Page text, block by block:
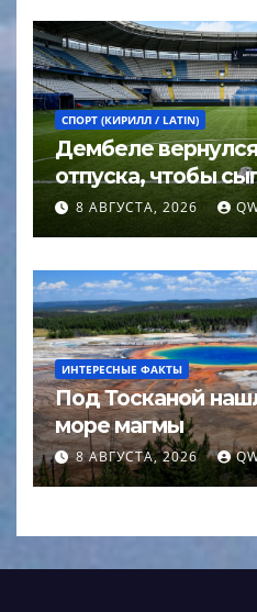
СПОРТ (КИРИЛЛ / LATIN)
Дембеле
отпуска, чтобы
Суперкубке УЕФА
8 АВГУСТА, 2026
ИНТЕРЕСНЫЕ ФАКТЫ
Под Тосканой
море магмы
8 АВГУСТА, 2026